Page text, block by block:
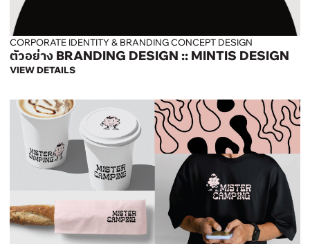
CORPORATE IDENTITY & BRANDING CONCEPT DESIGN
ตัวอย่าง BRANDING DESIGN :: MINTIS DESIGN
VIEW DETAILS